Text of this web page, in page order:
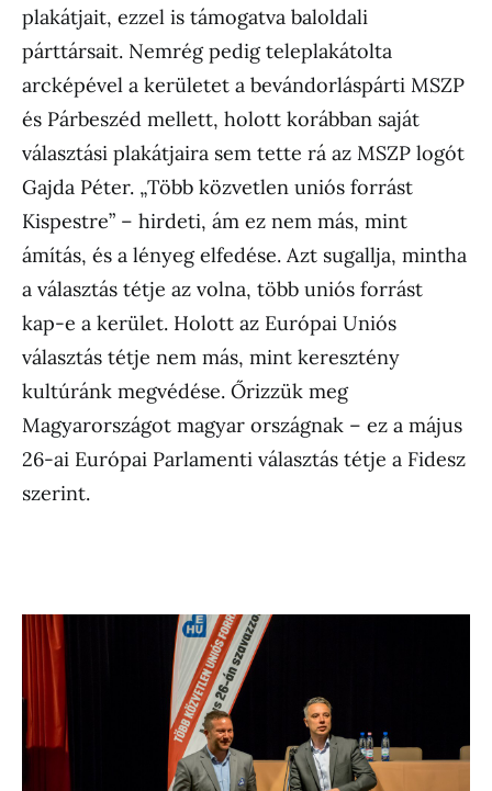
plakátjait, ezzel is támogatva baloldali
párttársait. Nemrég pedig teleplakátolta
arcképével a kerületet a bevándorláspárti MSZP
és Párbeszéd mellett, holott korábban saját
választási plakátjaira sem tette rá az MSZP logót
Gajda Péter. „Több közvetlen uniós forrást
Kispestre” – hirdeti, ám ez nem más, mint
ámítás, és a lényeg elfedése. Azt sugallja, mintha
a választás tétje az volna, több uniós forrást
kap-e a kerület. Holott az Európai Uniós
választás tétje nem más, mint keresztény
kultúránk megvédése. Őrizzük meg
Magyarországot magyar országnak – ez a május
26-ai Európai Parlamenti választás tétje a Fidesz
szerint.